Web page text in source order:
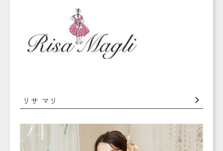
リサ マリ